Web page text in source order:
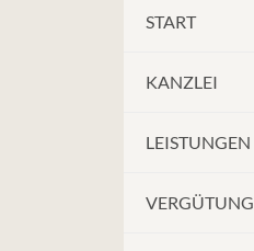
START
KANZLEI
LEISTUNGEN
VERGÜTUNG